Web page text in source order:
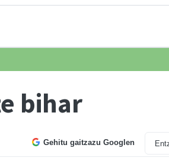
bihar
Gehitu gaitzazu Googlen